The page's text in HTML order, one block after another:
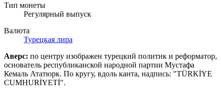
Тип монеты
Регулярный выпуск
Валюта
Турецкая лира
Аверс: по центру изображен турецкий политик и реформатор,
основатель республиканской народной партии Мустафа
Кемаль Ататюрк. По кругу, вдоль канта, надпись: "TÜRKİYE
CUMHURİYETİ".